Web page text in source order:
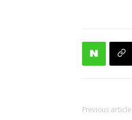
Previous article